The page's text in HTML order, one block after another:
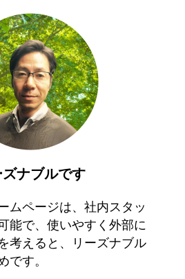
ズナブルです
ムページは、社内スタッ
能で、使いやすく外部に
考えると、リーズナブル
です。